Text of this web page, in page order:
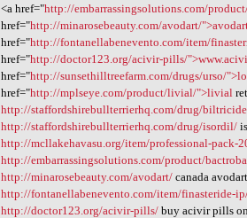
<a href="http://embarrassingsolutions.com/
href="http://minarosebeauty.com/avodart/
href="http://fontanellabenevento.com/item/
href="http://doctor123.org/acivir-pills/
href="http://sunsethilltreefarm.com/drugs/urso/
href="http://mplseye.com/product/livial/">livial
http://staffordshirebullterrierhq.com/drug/
http://staffordshirebullterrierhq.com/drug/isordil/
http://mcllakehavasu.org/item/professional-pack-
http://embarrassingsolutions.com/product/
http://minarosebeauty.com/avodart/ canada
http://fontanellabenevento.com/item/finasteride-
http://doctor123.org/acivir-pills/ buy acivir pills